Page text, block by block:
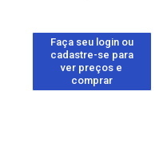
Faça seu login ou
cadastre-se para
ver preços e
comprar